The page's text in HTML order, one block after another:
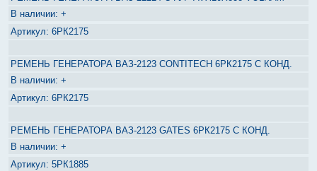
+
6РК2175
РЕМЕНЬ ГЕНЕРАТОРА ВАЗ-2123 CONTITECH 6РК2175 С КОНД.
+
6РК2175
РЕМЕНЬ ГЕНЕРАТОРА ВАЗ-2123 GATES 6РК2175 С КОНД.
+
5РК1885